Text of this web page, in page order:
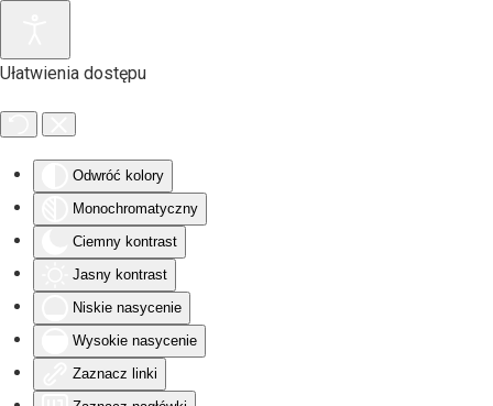
Ułatwienia dostępu
Odwróć kolory
Monochromatyczny
Ciemny kontrast
Jasny kontrast
Niskie nasycenie
Wysokie nasycenie
Zaznacz linki
Przejdź do głównej treści